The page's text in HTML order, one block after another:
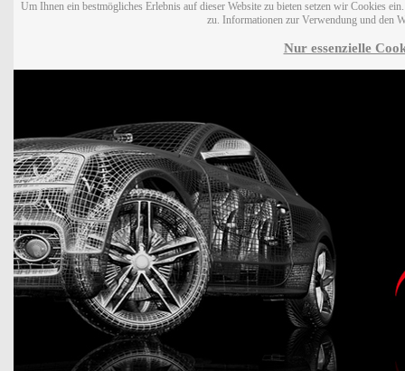
Um Ihnen ein bestmögliches Erlebnis auf dieser Website zu bieten setzen wir Cookies
zu. Informationen zur Verwendung und den
Nur essenzielle